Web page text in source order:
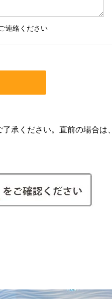
連絡ください
承ください。直前の場合は、